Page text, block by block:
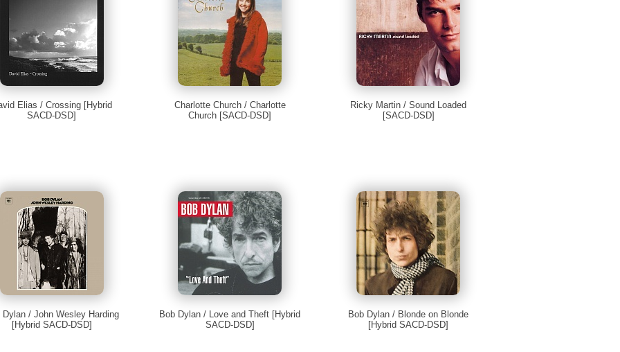
Elias / Crossing [Hybrid
SACD-DSD]
Charlotte Church / Charlotte
Church [SACD-DSD]
Ricky Martin / Sound Loaded
[SACD-DSD]
Dylan / John Wesley Harding
[Hybrid SACD-DSD]
Bob Dylan / Love and Theft [Hybrid
SACD-DSD]
Bob Dylan / Blonde on Blonde
[Hybrid SACD-DSD]